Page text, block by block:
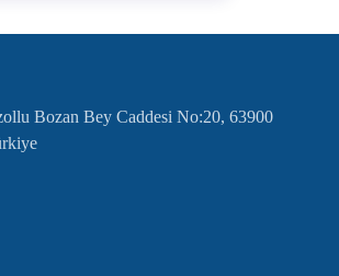
Bozan Bey Caddesi No:20, 63900